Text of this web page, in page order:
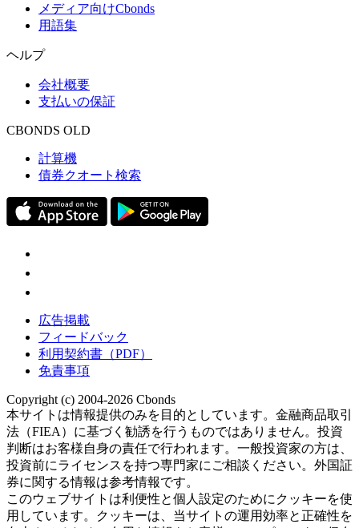
メディア向けCbonds
用語集
ヘルプ
会社概要
支払いの保証
CBONDS OLD
計算機
債券クオート検索
広告掲載
フィードバック
利用契約書（PDF）
免責事項
Copyright (c) 2004-2026 Cbonds
本サイトは情報提供のみを目的としています。金融商品取引
法（FIEA）に基づく勧誘を行うものではありません。投資
判断はお客様自身の責任で行われます。一般投資家の方は、
投資前にライセンスを持つ専門家にご相談ください。外国証
券に関する情報は参考情報です。
このウェブサイトは利便性と個人設定のためにクッキーを使
用しています。クッキーは、当サイトの運用効率と正確性を